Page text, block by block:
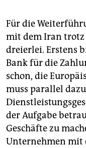
Für die
mit dem Iran trotz
dreierlei. Erstens
Bank für die
schon, die
muss parallel
der Aufgabe
Geschäfte zu
Unternehmen mit